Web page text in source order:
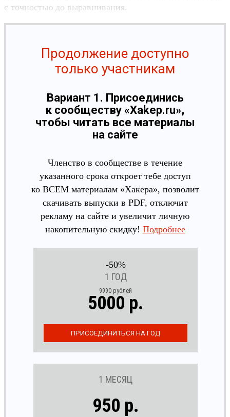
с точ­ностью до вырав­нивания.
Продолжение доступно
только участникам
Вариант 1. Присоединись
к сообществу «Xakep.ru»,
чтобы читать все материалы
на сайте
Членство в сообществе в течение
указанного срока откроет тебе доступ
ко ВСЕМ материалам «Хакера», позволит
скачивать выпуски в PDF, отключит
рекламу на сайте и увеличит личную
накопительную скидку! Подробнее
-50%
1 ГОД
9990 рублей
5000 р.
1 МЕСЯЦ
950 р.